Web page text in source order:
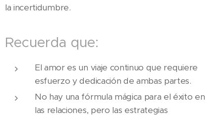
la incertidumbre.
Recuerda que:
El amor es un viaje continuo que requiere
esfuerzo y dedicación de ambas partes.
No hay una fórmula mágica para el éxito en
las relaciones, pero las estrategias